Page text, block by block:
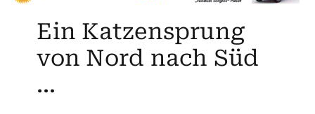
Ein Katzensprung
von Nord nach Süd
…